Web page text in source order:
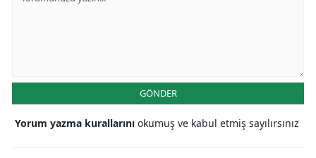
GÖNDER
Yorum yazma kurallarını okumuş ve kabul etmiş sayılırsınız